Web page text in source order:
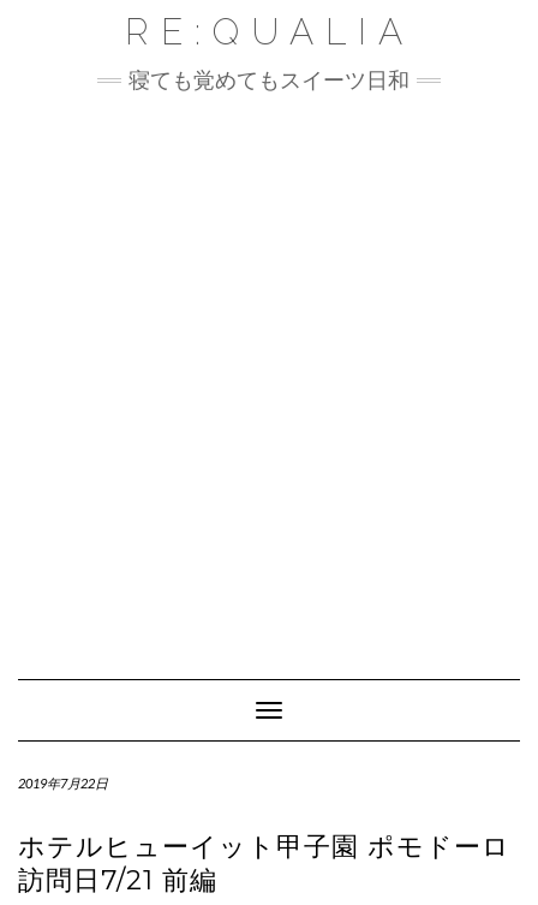
RE:QUALIA
寝ても覚めてもスイーツ日和
Toggle Navigation
2019年7月22日
ホテルヒューイット甲子園 ポモドーロ
訪問日7/21 前編